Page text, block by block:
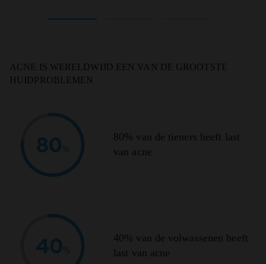
ACNE IS WERELDWIJD EEN VAN DE GROOTSTE
HUIDPROBLEMEN
80% van de tieners heeft last
van acne
40% van de volwassenen heeft
last van acne